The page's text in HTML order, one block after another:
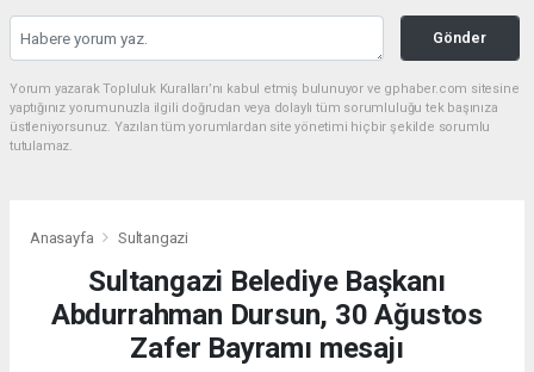
Gönder
Yorum yazarak Topluluk Kuralları’nı kabul etmiş bulunuyor ve gphaber.com sitesine
yaptığınız yorumunuzla ilgili doğrudan veya dolaylı tüm sorumluluğu tek başınıza
üstleniyorsunuz. Yazılan tüm yorumlardan site yönetimi hiçbir şekilde sorumlu
tutulamaz.
Anasayfa Sultangazi
Sultangazi Belediye Başkanı
Abdurrahman Dursun, 30 Ağustos
Zafer Bayramı mesajı